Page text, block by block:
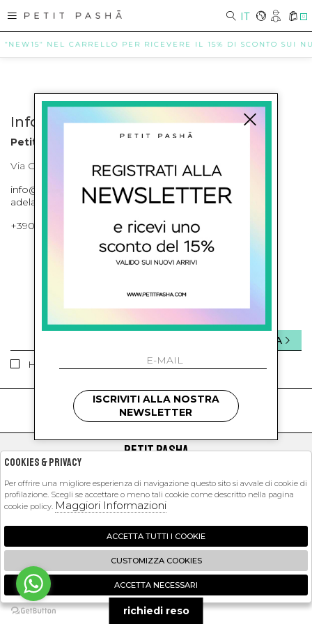
IT 0
NEL CARRELLO PER RICEVERE IL 15% DI SCONTO SUI
Info contatti
Petit Pasha
Via Cilea, 255 Napoli Corso Umberto I 301 Napoli
info@petitpasha.com, petitpasha@hotmail.it,
adelaide.petitpasha@hotmail.com
+39081643421 , +390812351280
ISCRIVITI ALLA NEWSLETTER
Ho letto ed accettato le condizioni sulla privacy.
INVIA
kids
PETIT PASHA
EXTRA
2026 Petit Pasha - P.iva : 09423341214 Powered by
Zucchetti
🍪
ISCRIVITI ALLA NOSTRA
NEWSLETTER
richiedi reso
Cookies & Privacy
Per offrire una migliore esperienza di navigazione questo sito si avvale di cookie di
profilazione. Scegli se accettare o meno tali cookie come descritto nella pagina
cookie policy. Maggiori Informazioni
ACCETTA TUTTI I COOKIE
CUSTOMIZZA COOKIES
ACCETTA NECESSARI